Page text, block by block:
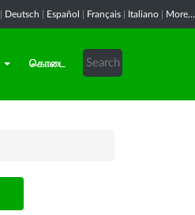
Deutsch Español Français Italiano More...
கொடை